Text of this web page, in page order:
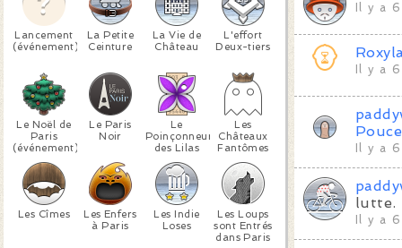
Lancement
(événement)
La Petite
Ceinture
La Vie de
Château
L'effort
Deux-tiers
Le Noël de
Paris
(événement)
Le Paris
Noir
Le
Poinçonneur
des Lilas
Les
Châteaux
Fantômes
Les Cîmes
Les Enfers
à Paris
Les Indie
Loses
Les Loups
sont Entrés
dans Paris
Il y a
Il y a
Pouce
Il y a
lutte.
Il y a